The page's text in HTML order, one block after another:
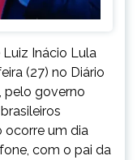
Inácio Lula
(27) no Diário
pelo governo
ocorre um dia
com o pai da